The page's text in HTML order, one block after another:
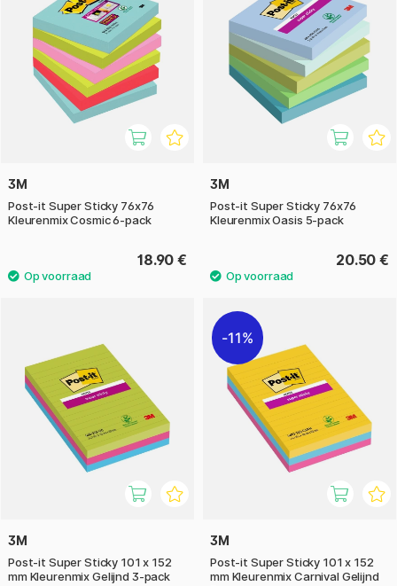
3M
Post-it Super Sticky 76x76
Kleurenmix Cosmic 6-pack
18.90 €
3M
Post-it Super Sticky 76x76
Kleurenmix Oasis 5-pack
20.50 €
3M
Post-it Super Sticky 101 x 152
mm Kleurenmix Gelijnd 3-pack
11%
3M
Post-it Super Sticky 101 x 152
mm Kleurenmix Carnival Gelijnd